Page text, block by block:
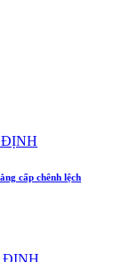
cấp chênh lệch